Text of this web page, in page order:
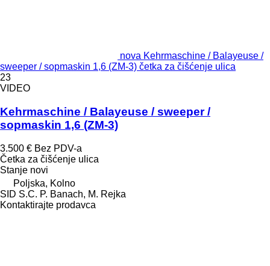
nova Kehrmaschine / Balayeuse /
sweeper / sopmaskin 1,6 (ZM-3) četka za čišćenje ulica
23
VIDEO
Kehrmaschine / Balayeuse / sweeper /
sopmaskin 1,6 (ZM-3)
3.500 € Bez PDV-a
Četka za čišćenje ulica
Stanje novi
Poljska, Kolno
SID S.C. P. Banach, M. Rejka
Kontaktirajte prodavca